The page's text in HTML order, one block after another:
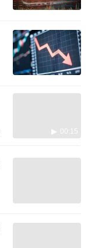
00:15